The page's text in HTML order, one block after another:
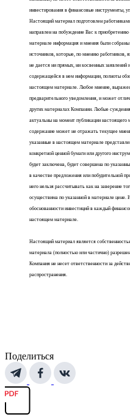
инвестирования в финансовые инструменты,
Настоящий материал подготовлен
направлен на побуждение Вас к
материале информация и мнения были
источников, которые, по мнению
не дается ни прямых, ни косвенных
содержащейся в нем информации, полноты
настоящем материале. Любое мнение,
предварительного уведомления, и может
других материалах Компании. Любые
актуальны на момент публикации настоящего
содержание может не отражать текущее
указанные в настоящем материале
конкретной ценной бумаги или другого
будет заключена, будет совершена по
в качестве предложения или побудительной
него нельзя рассчитывать как на заверение
осуществима по указанной в материале
обоснованности инвестиций в каждый
настоящем материале.
Настоящий материал является
материала (полностью или частично)
Компания не несет ответственности за
распространения.
Поделиться